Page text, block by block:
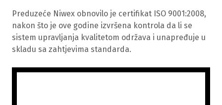
Preduzeće Niwex obnovilo je certifikat ISO 9001:2008,
nakon što je ove godine izvršena kontrola da li se
sistem upravljanja kvalitetom održava i unapređuje u
skladu sa zahtjevima standarda.